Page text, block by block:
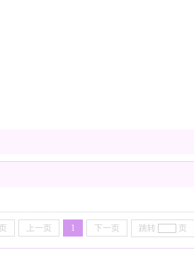
上一页 1 下一页 跳转 页